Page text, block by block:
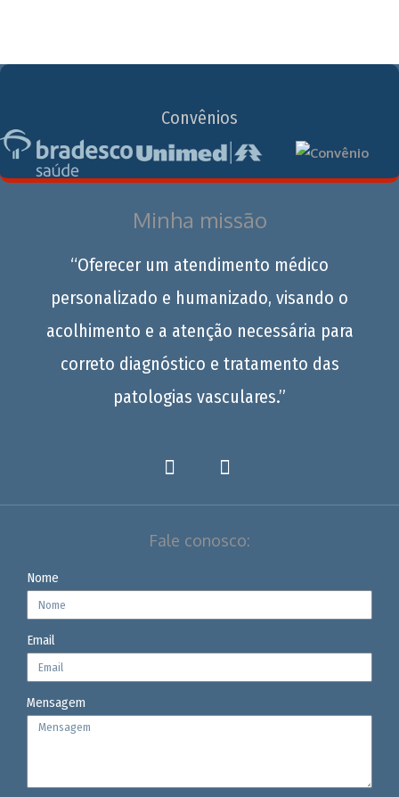
Convênios
Minha missão
“Oferecer um atendimento médico
personalizado e humanizado, visando o
acolhimento e a atenção necessária para
correto diagnóstico e tratamento das
patologias vasculares.”
Fale conosco:
Nome
Email
Mensagem